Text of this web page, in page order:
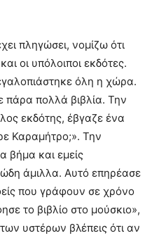
πληγώσει, νομίζω ότι
οι υπόλοιποι εκδότες.
όλη η χώρα.
πολλά βιβλία. Την
εκδότης, έβγαζε ένα
Καραμήτρο;». Την
βήμα και εμείς
άμιλλα. Αυτό επηρέασε
που γράφουν σε χρόνο
το βιβλίο στο μούσκιο»,
υστέρων βλέπεις ότι αν